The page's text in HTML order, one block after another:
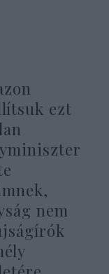
ezt
nem